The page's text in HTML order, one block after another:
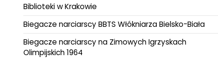
Biblioteki w Krakowie
Biegacze narciarscy BBTS Włókniarza Bielsko-Biała
Biegacze narciarscy na Zimowych Igrzyskach
Olimpijskich 1964